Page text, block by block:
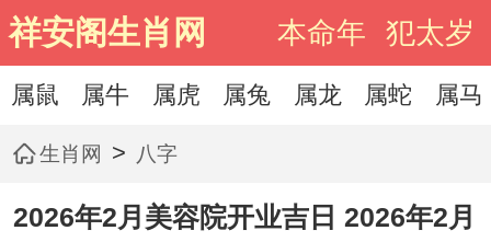
祥安阁生肖网 本命年 犯太岁
属鼠 属牛 属虎 属兔 属龙 属蛇 属马
生肖网 > 八字
2026年2月美容院开业吉日 2026年2月